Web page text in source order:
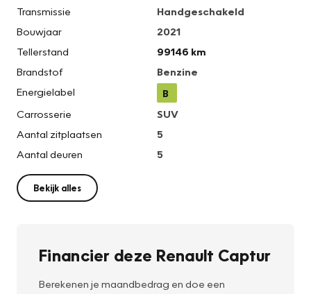
Transmissie
Handgeschakeld
Bouwjaar
2021
Tellerstand
99146 km
Brandstof
Benzine
Energielabel
B
Carrosserie
SUV
Aantal zitplaatsen
5
Aantal deuren
5
Bekijk alles
Financier deze Renault Captur
Berekenen je maandbedrag en doe een